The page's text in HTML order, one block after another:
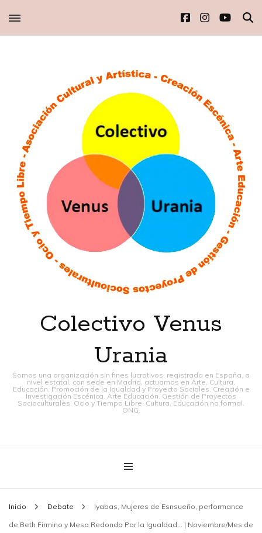
Colectivo Venus
Urania
Somos una organización sin fines lucrativos, registrada en España, a
nivel estatal, con sede en Madrid, actuamos en Arte, Cultura,
Educación, Promoción de la Igualdad y Proyecto Sociales. Creación e
Investigación Escénica. Arte Educación. Gestión de Proyectos
Socioculturales. Ocio y Tiempo Libre. Cultura. Educación no formal.
ONG.
Inicio Debate Iyabas, Mujeres de Esnsueño, performance
de Beth Firmino y Mesa Redonda Por la Igualdad… | Noviembre/Mes de